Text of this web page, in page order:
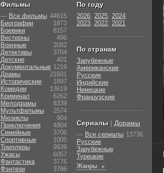
Фильмы
— Все фильмы 44615
Биографии
1873
Боевики
8157
Вестерны
496
Военные
2082
Детективы
3704
Детские
401
Документальные 1219
Драмы
21601
Исторические
1897
Комедии
13619
Криминал
6262
Мелодрамы
8339
Мультфильмы
2574
Мюзиклы
904
Приключения
4804
Семейные
3706
Cпортивные
1005
Триллеры
9939
Ужасы
6057
Фантастика
3776
Фэнтези
3786
По году
2026, 2025, 2024,
2023, 2022, 2021
По странам
Зарубежные
Американские
Русские
Индийские
Немецкие
Французские
Сериалы | Дорамы
— Все сериалы 13736
Русские
Зарубежные
Турецкие
Жанры
►